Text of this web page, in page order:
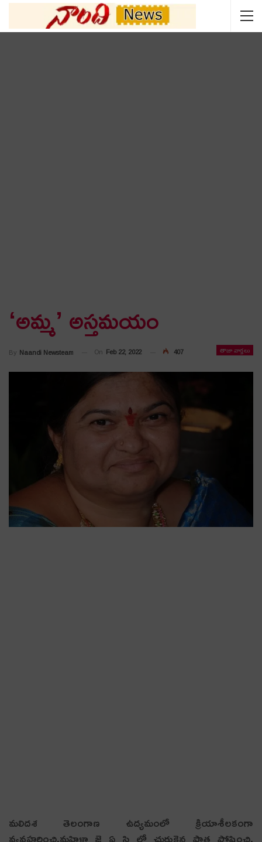
‘అమ్మ’ అస్తమయం
తాజా వార్తలు
By Naandi Newsteam On Feb 22, 2022 407
మలిదశ తెలంగాణ ఉద్యమంలో క్రియాశీలకంగా